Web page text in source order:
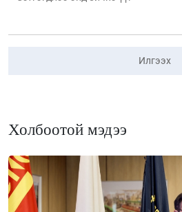
Илгээх
Холбоотой мэдээ